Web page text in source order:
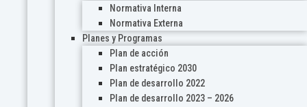
Normativa Interna
Normativa Externa
Planes y Programas
Plan de acción
Plan estratégico 2030
Plan de desarrollo 2022
Plan de desarrollo 2023 – 2026